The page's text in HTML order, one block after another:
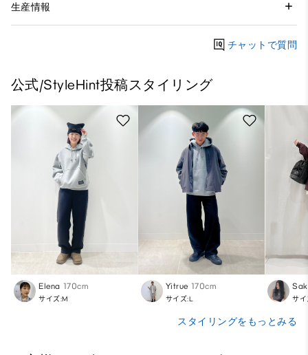
生産情報
チャットで質問
公式/StyleHint投稿スタイリング
Elena 170cm
サイズ:M
Yitrue 170cm
サイズ:L サ
スタイリングをもっとみる